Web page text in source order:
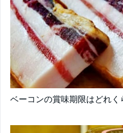
ベーコンの賞味期限はどれ